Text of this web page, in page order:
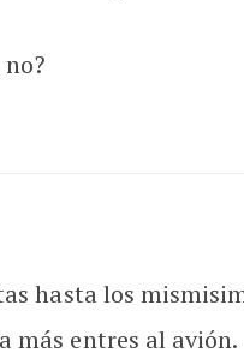
hasta los
más entres al avión.